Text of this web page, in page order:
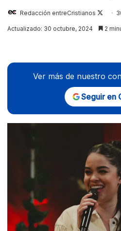
Redacción entreCristianos
Follow
on
Actualizado: 30 octubre, 2024 2
Ver más de nuestro
Seguir en